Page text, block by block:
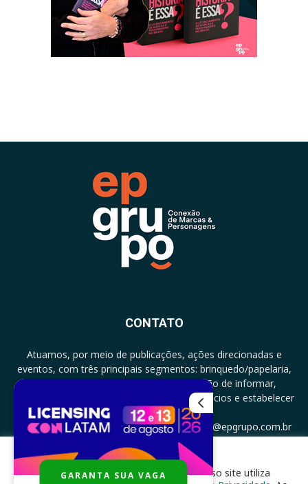
CONTATO
Atuamos, por meio de publicações, ações direcionadas e
eventos, com três principais segmentos: brinquedo/papelaria,
licenciamento e zero a três com a missão de informar,
documentar, proporcionar encontro de negócios e estabelecer
parcerias.
CONTATO: +5511994513097 - atendimento@epgrupo.com.br
SIGA-NOS
Para melhor experiência e navegação, nosso site utiliza
GARANTA SUA VAGA